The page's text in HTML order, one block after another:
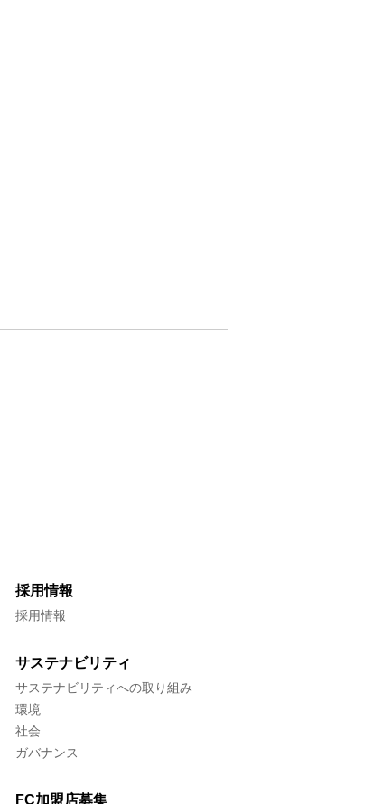
採用情報
採用情報
サステナビリティ
サステナビリティへの取り組み
環境
社会
ガバナンス
FC加盟店募集